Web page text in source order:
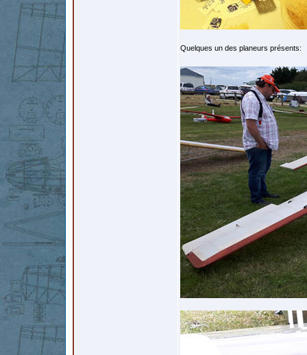
Quelques un des planeurs présents: